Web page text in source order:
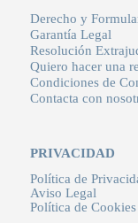
Derecho y
Garantía Legal
Resolución
Quiero hacer una
Condiciones de
Contacta con
PRIVACIDAD
Política de
Aviso Legal
Política de Cookies